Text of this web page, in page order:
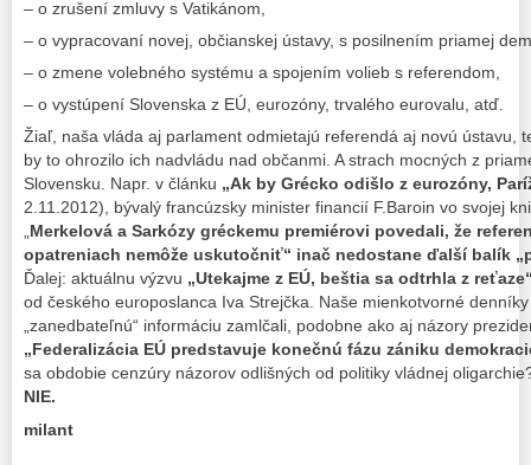
– o zrušení zmluvy s Vatikánom,
– o vypracovaní novej, občianskej ústavy, s posilnením priamej
– o zmene volebného systému a spojením volieb s referendom,
– o vystúpení Slovenska z EÚ, eurozóny, trvalého eurovalu, atď.
Žiaľ, naša vláda aj parlament odmietajú referendá aj novú ústavu,
by to ohrozilo ich nadvládu nad občanmi. A strach mocných z
Slovensku. Napr. v článku „Ak by Grécko odišlo z eurozóny,
2.11.2012), bývalý francúzsky minister financií F.Baroin vo svojej
„Merkelová a Sarkózy gréckemu premiérovi povedali, že
opatreniach nemôže uskutočniť“ inač nedostane ďalší balík
Ďalej: aktuálnu výzvu „Utekajme z EÚ, beštia sa odtrhla z
od českého europoslanca Iva Strejčka. Naše mienkotvorné
„zanedbateľnú“ informáciu zamlčali, podobne ako aj názory
„Federalizácia EÚ predstavuje konečnú fázu zániku
sa obdobie cenzúry názorov odlišných od politiky vládnej
NIE.
milant